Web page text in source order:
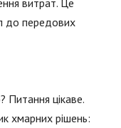
до передових
Питання цікаве.
хмарних рішень: